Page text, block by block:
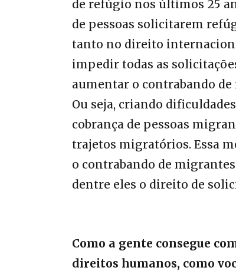
de refúgio nos últimos 25
de pessoas solicitarem
tanto no direito
impedir todas as
aumentar o contrabando de
Ou seja, criando
cobrança de pessoas
trajetos migratórios. Essa
o contrabando de
dentre eles o direito de
Como a gente consegue
direitos humanos, como